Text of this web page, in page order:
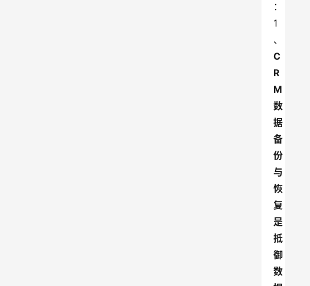
：
1
、
C
R
M
数
据
备
份
与
恢
复
是
抵
御
数